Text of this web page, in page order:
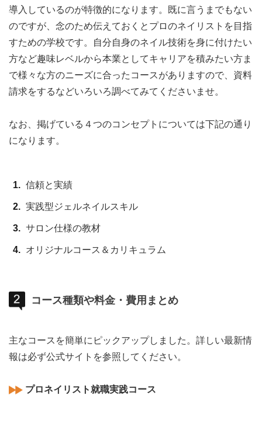
導入しているのが特徴的になります。既に言うまでもない
のですが、念のため伝えておくとプロのネイリストを目指
すための学校です。自分自身のネイル技術を身に付けたい
方など趣味レベルから本業としてキャリアを積みたい方ま
で様々な方のニーズに合ったコースがありますので、資料
請求をするなどいろいろ調べてみてくださいませ。
なお、掲げている４つのコンセプトについては下記の通り
になります。
信頼と実績
実践型ジェルネイルスキル
サロン仕様の教材
オリジナルコース＆カリキュラム
コース種類や料金・費用まとめ
主なコースを簡単にピックアップしました。詳しい最新情
報は必ず公式サイトを参照してください。
プロネイリスト就職実践コース